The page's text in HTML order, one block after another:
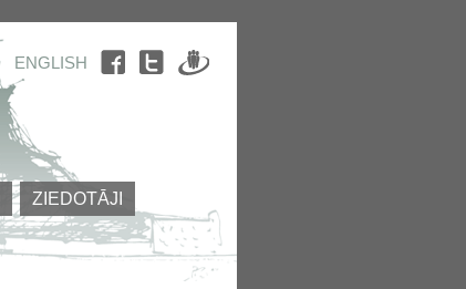
ENGLISH
ZIEDOTĀJI